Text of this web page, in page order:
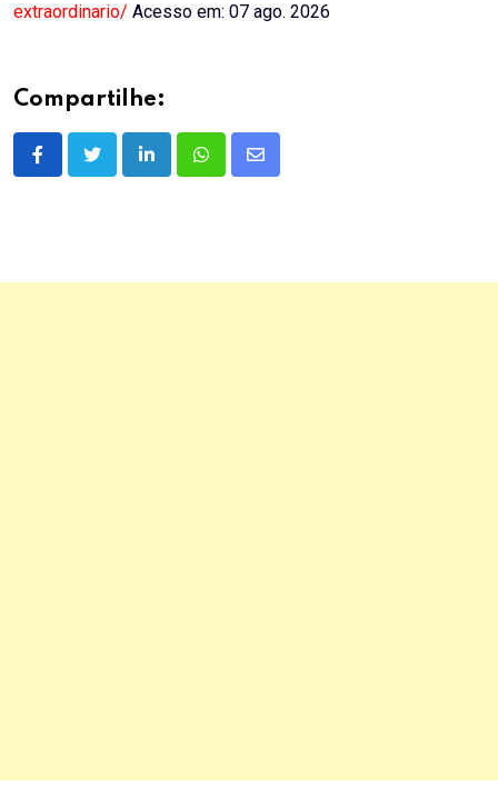
extraordinario/ Acesso em: 07 ago. 2026
Compartilhe:
LinkedInWhatsappShare